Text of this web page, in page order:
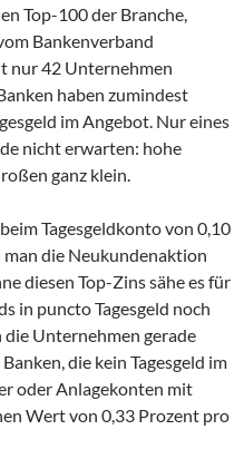
Top-100 der Branche,
Bankenverband
nur 42 Unternehmen
haben zumindest
im Angebot. Nur eines
nicht erwarten: hohe
ganz klein.
Tagesgeldkonto von 0,10
die Neukundenaktion
diesen Top-Zins sähe es für
in puncto Tagesgeld noch
Unternehmen gerade
die kein Tagesgeld im
oder Anlagekonten mit
Wert von 0,33 Prozent pro